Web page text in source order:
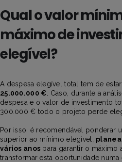
Qual o valor
máximo de
elegível?
A despesa elegível total tem de estar
25.000.000 € . Caso, durante a
despesa e o valor de investimento
300.000 € todo o projeto perde
Por isso, é recomendável ponderar
superior ao mínimo elegível,
vários anos para garantir o máximo
transformar esta oportunidade numa